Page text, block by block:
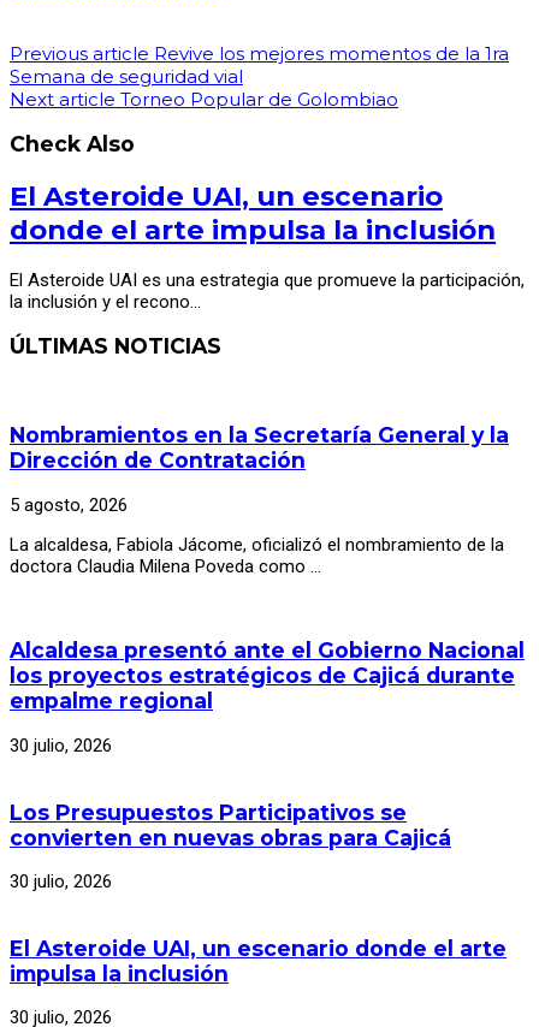
Previous article Revive los mejores momentos de la 1ra
Semana de seguridad vial
Next article Torneo Popular de Golombiao
Check Also
El Asteroide UAI, un escenario
donde el arte impulsa la inclusión
El Asteroide UAI es una estrategia que promueve la participación,
la inclusión y el recono…
ÚLTIMAS NOTICIAS
Nombramientos en la Secretaría General y la
Dirección de Contratación
5 agosto, 2026
La alcaldesa, Fabiola Jácome, oficializó el nombramiento de la
doctora Claudia Milena Poveda como …
Alcaldesa presentó ante el Gobierno Nacional
los proyectos estratégicos de Cajicá durante
empalme regional
30 julio, 2026
Los Presupuestos Participativos se
convierten en nuevas obras para Cajicá
30 julio, 2026
El Asteroide UAI, un escenario donde el arte
impulsa la inclusión
30 julio, 2026